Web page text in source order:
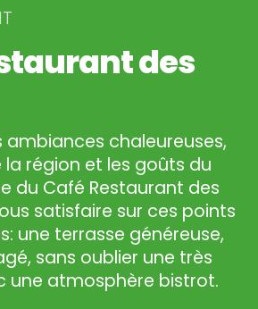
des
ambiances chaleureuses,
région et les goûts du
du Café Restaurant des
satisfaire sur ces points
une terrasse généreuse,
sans oublier une très
une atmosphère bistrot.